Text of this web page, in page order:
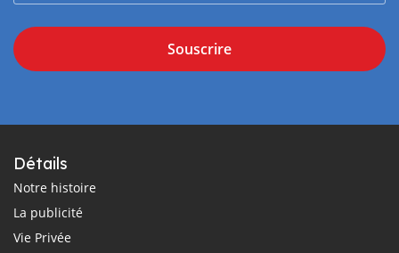
Souscrire
Détails
Notre histoire
La publicité
Vie Privée